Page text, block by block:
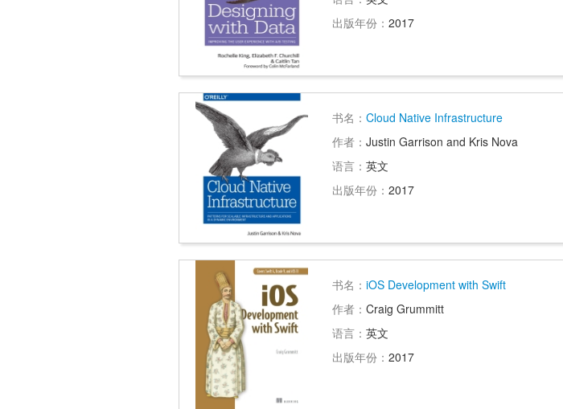
出版年份： 2017
书名： Cloud Native Infrastructure
作者： Justin Garrison and Kris Nova
语言： 英文
出版年份： 2017
书名： iOS Development with Swift
作者： Craig Grummitt
语言： 英文
出版年份： 2017